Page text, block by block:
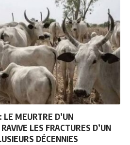
LE MEURTRE D’UN
LES FRACTURES D’UN
DÉCENNIES